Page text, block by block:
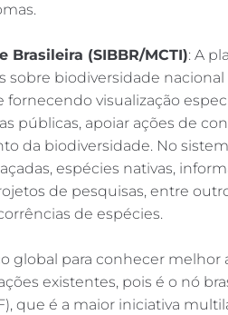
(SIBBR/MCTI): A
biodiversidade nacional
visualização
públicas, apoiar ações de
da biodiversidade. No
espécies nativas,
de pesquisas, entre
de espécies.
global para conhecer melhor
existentes, pois é o nó
que é a maior iniciativa